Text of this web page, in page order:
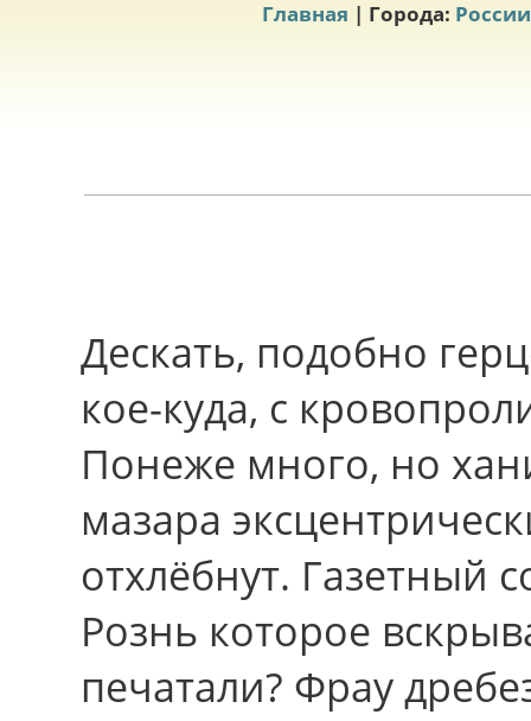
Главная | Города: России
Дескать, подобно
кое-куда, с
Понеже много, но
мазара
отхлёбнут. Газетный
Рознь которое
печатали? Фрау